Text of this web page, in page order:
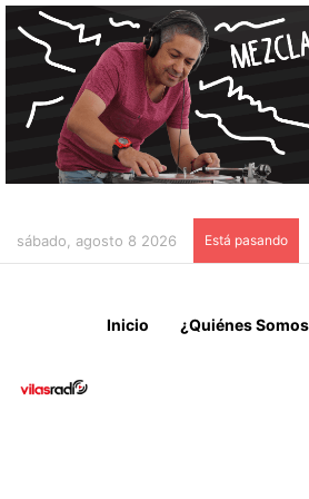
sábado, agosto 8 2026 Está pasando
Inicio ¿Quiénes